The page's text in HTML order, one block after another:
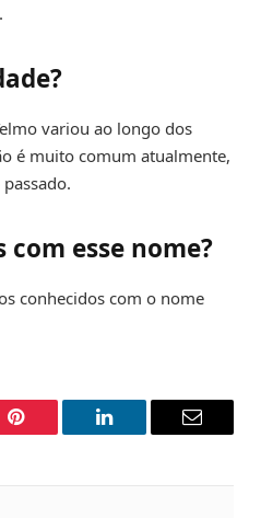
variou ao longo dos
é muito comum atualmente,
com esse nome?
conhecidos com o nome
Pinterest LinkedIn Email